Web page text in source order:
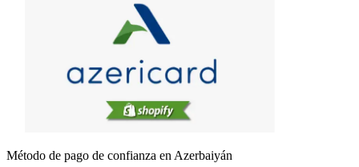
Método de pago de confianza en Azerbaiyán